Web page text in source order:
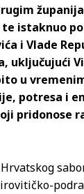
te istaknuo
i Vlade
uključujući
u
potresa i
pridonose